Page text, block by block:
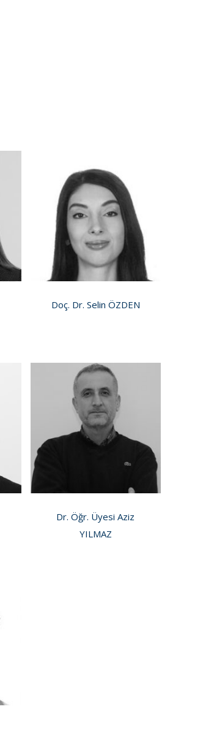
Doç. Dr. Selin ÖZDEN
Dr. Öğr. Üyesi Aziz
YILMAZ